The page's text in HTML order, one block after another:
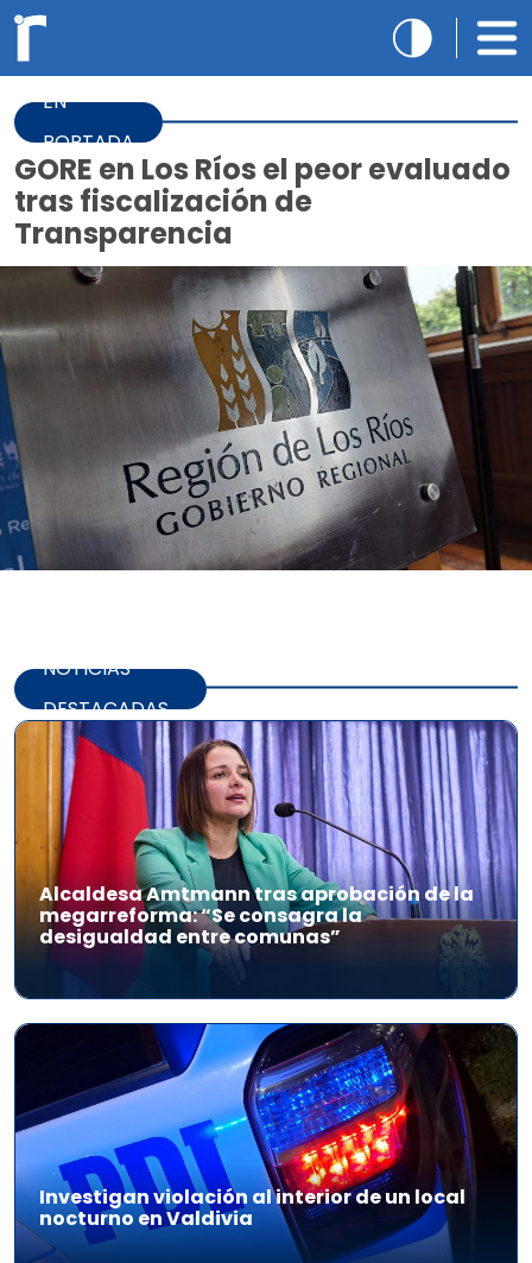
EN
PORTADA
GORE en Los Ríos el peor evaluado
tras fiscalización de
Transparencia
NOTICIAS
DESTACADAS
Alcaldesa Amtmann tras aprobación de la
megarreforma: “Se consagra la
desigualdad entre comunas”
Investigan violación al interior de un local
nocturno en Valdivia